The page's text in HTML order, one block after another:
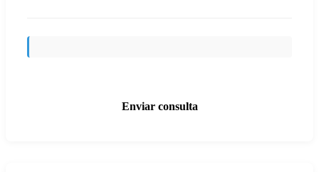
Enviar consulta